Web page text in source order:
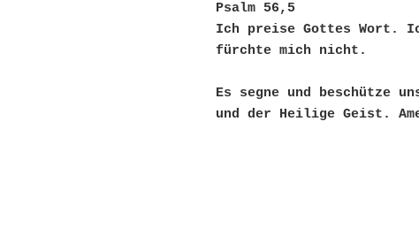
Psalm 56,5
Ich preise Gottes Wort.
fürchte mich nicht.
Es segne und beschütze
und der Heilige Geist.